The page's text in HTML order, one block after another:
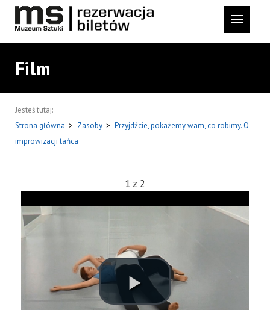
Film
Jesteś tutaj:
Strona główna > Zasoby > Przyjdźcie, pokażemy wam, co robimy. O
improwizacji tańca
1 z 2